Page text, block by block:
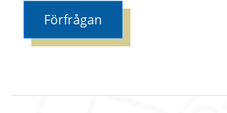
Förfrågan